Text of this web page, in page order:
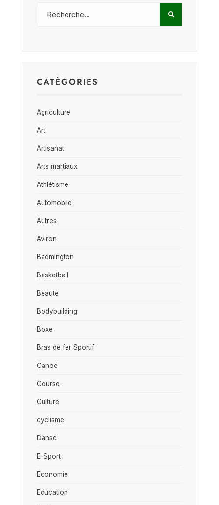
CATÉGORIES
Agriculture
Art
Artisanat
Arts martiaux
Athlétisme
Automobile
Autres
Aviron
Badmington
Basketball
Beauté
Bodybuilding
Boxe
Bras de fer Sportif
Canoë
Course
Culture
cyclisme
Danse
E-Sport
Economie
Education